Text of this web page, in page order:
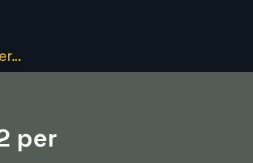
per